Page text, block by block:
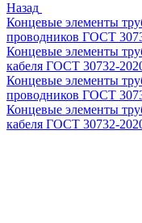
Назад
Концевые элементы
проводников ГОСТ
Концевые элементы
кабеля ГОСТ 30732-
Концевые элементы
проводников ГОСТ
Концевые элементы
кабеля ГОСТ 30732-